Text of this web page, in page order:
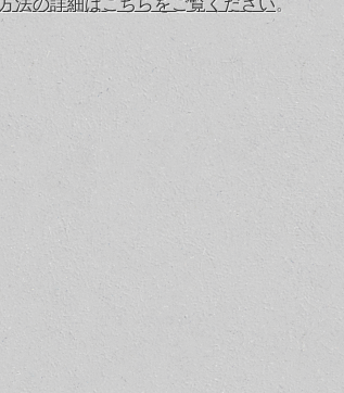
法の詳細はこちらをご覧ください。